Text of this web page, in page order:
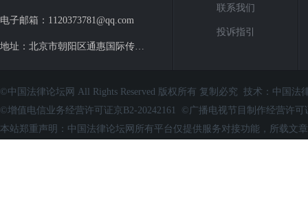
电子邮箱：1120373781@qq.com
地址：北京市朝阳区通惠国际传媒广场
联系我们
投诉指引
©中国法律论坛网 All Rights Reserved 版权所有 复制必究 技术： 中国法
©增值电信业务经营许可证京B2-20242161 ©广播电视节目制作经营
本站郑重声明：中国法律论坛网所有平台仅提供服务对接功能，所载文